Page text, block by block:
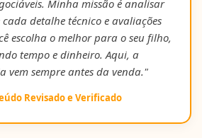
Minha missão é analisar
detalhe técnico e avaliações
escolha o melhor para o seu filho,
tempo e dinheiro. Aqui, a
vem sempre antes da venda."
Revisado e Verificado